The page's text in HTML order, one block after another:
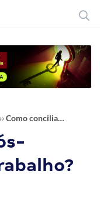
›› Como conciliar pós-graduação com trabalho? 10 dicas!